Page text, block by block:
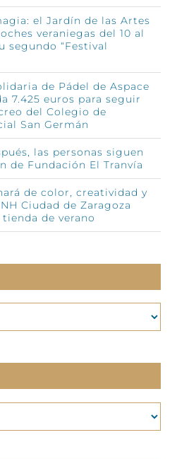
el Jardín de las Artes
veraniegas del 10 al
segundo “Festival
de Pádel de Aspace
7.425 euros para seguir
del Colegio de
San Germán
las personas siguen
de Fundación El Tranvía
de color, creatividad y
Ciudad de Zaragoza
de verano